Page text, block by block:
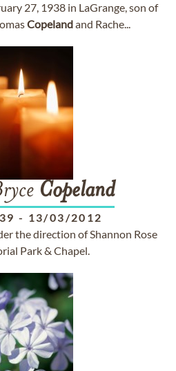
27, 1938 in LaGrange, son of
Copelandand Rache...
Copeland
- 13/03/2012
the direction of Shannon Rose
Park & Chapel.